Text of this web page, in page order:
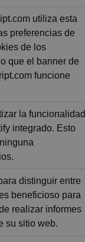
utiliza esta
preferencias de
de los
que el banner de
funcione
la funcionalidad
integrado. Esto
distinguir entre
beneficioso para
realizar informes
su sitio web.